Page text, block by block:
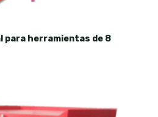
para herramientas de 8